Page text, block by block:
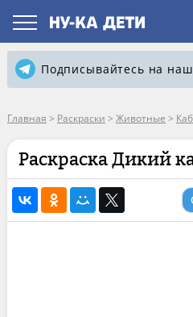
Подписывайтесь на
Главная > Раскраски > Животные >
Раскраска Дикий